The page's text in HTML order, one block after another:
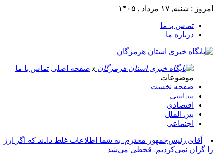
امروز : شنبه, ۱۷ مرداد , ۱۴۰۵
تماس با ما
درباره ما
x صفحه اصلی تماس با ما
موضوعات
صفحه نخست
سیاسی
اقتصادی
بین الملل
اجتماعی
آقای رئیس‌جمهور محترم، به شما اطلاعات غلط دادند که اگر ارز
را گران نمی‌کردیم، قحطی می‌شد_